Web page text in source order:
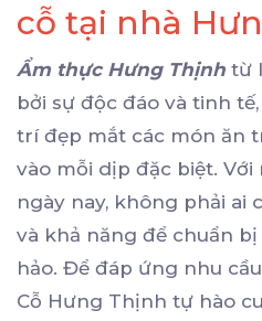
cỗ tại nhà
Ẩm thực Hưng Thịnh từ
bởi sự độc đáo và tinh
trí đẹp mắt các món ăn
vào mỗi dịp đặc biệt.
ngày nay, không phải ai
và khả năng để chuẩn
hảo. Để đáp ứng nhu
Cỗ Hưng Thịnh tự hào